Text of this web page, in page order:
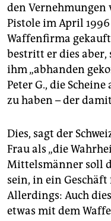
den Vernehmungen
Pistole im April
Waffenfirma
bestritt er dies aber,
ihm „abhanden
Peter G., die
zu haben – der
Dies, sagt der
Frau als „die
Mittelsmänner soll
sein, in ein
Allerdings: Auch
etwas mit dem